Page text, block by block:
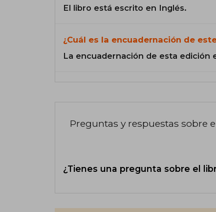
El libro está escrito en Inglés.
¿Cuál es la encuadernación de
La encuadernación de esta edición
Preguntas y respuestas sobre
¿Tienes una pregunta sobre el